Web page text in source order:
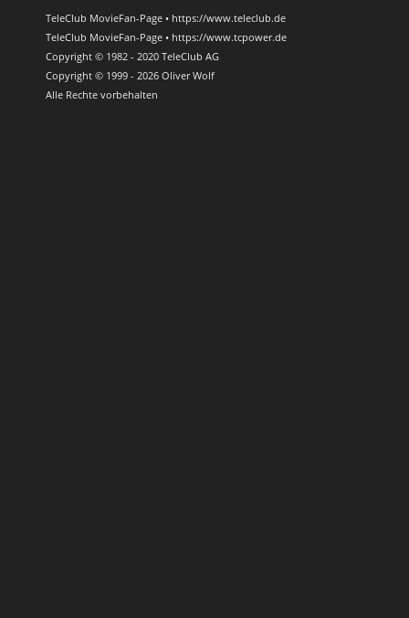
TeleClub MovieFan-Page • https://www.teleclub.de
TeleClub MovieFan-Page • https://www.tcpower.de
Copyright © 1982 - 2020 TeleClub AG
Copyright © 1999 - 2026 Oliver Wolf
Alle Rechte vorbehalten